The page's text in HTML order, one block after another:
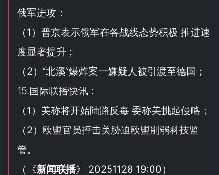
俄军进攻：
（1 ）普京表示俄军在各战线态势积极 推进速
度显著提升；
（2）“北溪”爆炸案一嫌疑人被引渡至德国；
15.国际联播快讯：
（1 ）美称将开始陆路反毒 委称美挑起侵略；
（2）欧盟官员抨击美胁迫欧盟削弱科技监
管。
（ 《新闻联播》 20251128 19:00）